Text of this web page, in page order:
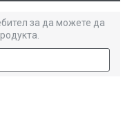
за да можете да